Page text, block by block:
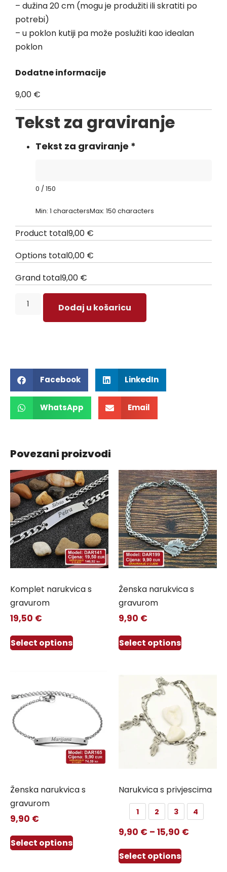
– dužina 20 cm (mogu je produžiti ili skratiti po
potrebi)
– u poklon kutiji pa može poslužiti kao idealan
poklon
Dodatne informacije
9,00 €
Tekst za graviranje
Tekst za graviranje *
0 / 150
Min: 1 charactersMax: 150 characters
Product total9,00 €
Options total0,00 €
Grand total9,00 €
Dodaj u košaricu
Facebook LinkedIn
WhatsApp Email
Povezani proizvodi
Komplet narukvica s
gravurom
19,50 €
Select options
Ženska narukvica s
gravurom
9,90 €
Select options
Ženska narukvica s
gravurom
9,90 €
Select options
Narukvica s privjescima
1 2 3 4
9,90 € – 15,90 €
Select options